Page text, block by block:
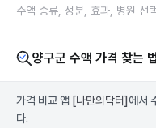
수액 종류, 성분, 효과, 병원 선
양구군 수액 가격 찾는 법
가격 비교 앱 [나만의닥터] 에서
다.